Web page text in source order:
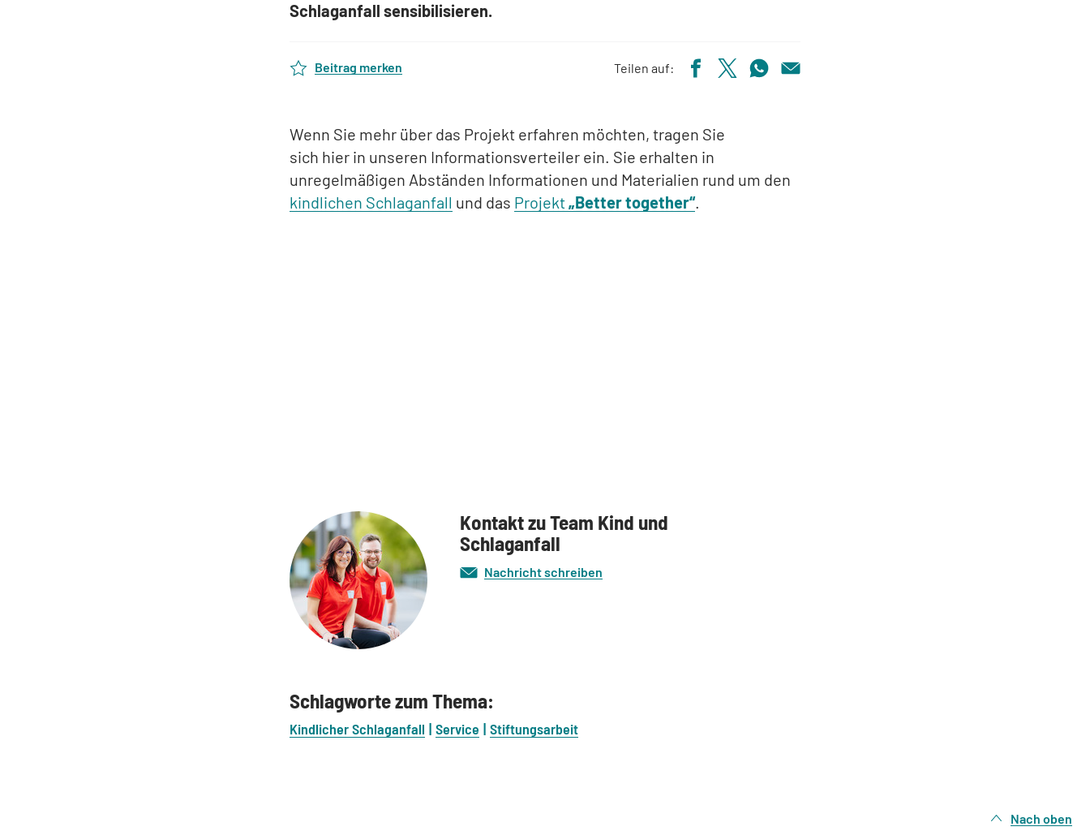
Schlaganfall sensibilisieren.
Beitrag merken Teilen auf:
Wenn Sie mehr über das Projekt erfahren möchten, tragen Sie
sich hier in unseren Informationsverteiler ein. Sie erhalten in
unregelmäßigen Abständen Informationen und Materialien rund um den
kindlichen Schlaganfall und das Projekt„Better together“.
Kontakt zu Team Kind und
Schlaganfall
Nachricht schreiben
Schlagworte zum Thema:
Kindlicher Schlaganfall Service Stiftungsarbeit
Nach oben